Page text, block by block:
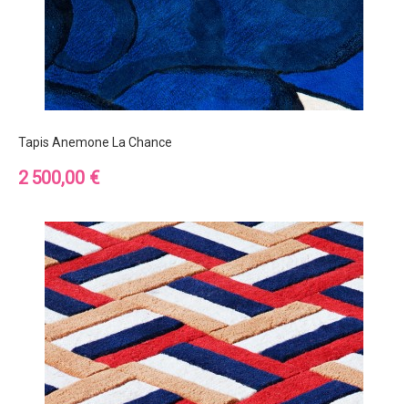
Tapis Anemone La Chance
Prix
2 500,00 €